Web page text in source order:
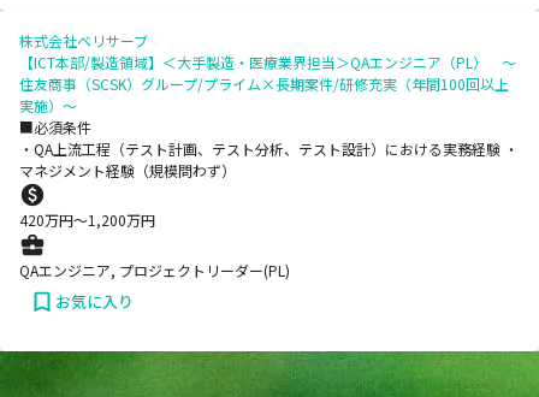
株式会社ベリサーブ
【ICT本部/製造領域】＜大手製造・医療業界担当＞QAエンジニア（PL） ～
住友商事（SCSK）グループ/プライム×長期案件/研修充実（年間100回以上
実施）～
■必須条件
・QA上流工程（テスト計画、テスト分析、テスト設計）における実務経験 ・
マネジメント経験（規模問わず）
420万円〜1,200万円
QAエンジニア, プロジェクトリーダー(PL)
お気に入り